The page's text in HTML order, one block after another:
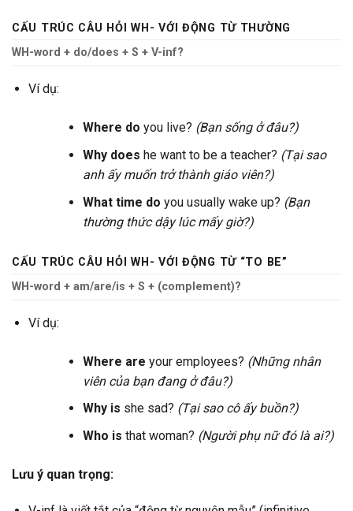
CẤU TRÚC CÂU HỎI WH- VỚI ĐỘNG TỪ THƯỜNG
WH-word + do/does + S + V-inf?
Ví dụ:
Where do you live? (Bạn sống ở đâu?)
Why does he want to be a teacher? (Tại sao
anh ấy muốn trở thành giáo viên?)
What time do you usually wake up? (Bạn
thường thức dậy lúc mấy giờ?)
CẤU TRÚC CÂU HỎI WH- VỚI ĐỘNG TỪ “TO BE”
WH-word + am/are/is + S + (complement)?
Ví dụ:
Where are your employees? (Những nhân
viên của bạn đang ở đâu?)
Why is she sad? (Tại sao cô ấy buồn?)
Who is that woman? (Người phụ nữ đó là ai?)
Lưu ý quan trọng: